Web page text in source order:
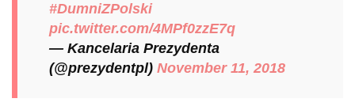
#DumniZPolski
pic.twitter.com/4MPf0zzE7q
— Kancelaria Prezydenta
(@prezydentpl) November 11, 2018